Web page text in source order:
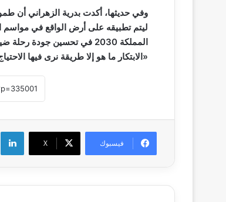
وفي حديثها، أكدت بدرية الزهراني أن
ليتم تطبيقه على أرض الواقع في مواسم
المملكة 2030 في تحسين
«الابتكار ما هو إلا طريقة نرى فيها
فيسبوك ‫X